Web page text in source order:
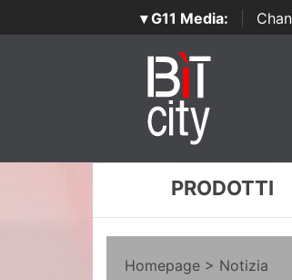
▾ G11 Media:
PRODOTTI
Homepage > Notizia